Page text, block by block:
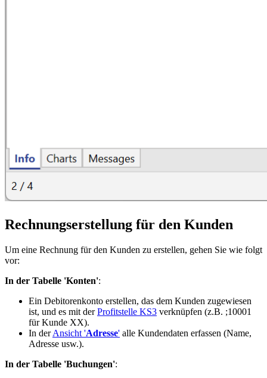
Rechnungserstellung für den Kunden
Um eine Rechnung für den Kunden zu erstellen, gehen Sie wie folgt
vor:
In der Tabelle 'Konten':
Ein Debitorenkonto erstellen, das dem Kunden zugewiesen
ist, und es mit derProfitstelle KS3 verknüpfen (z.B. ;10001
für Kunde XX).
In derAnsicht 'Adresse' alle Kundendaten erfassen (Name,
Adresse usw.).
In der Tabelle 'Buchungen':